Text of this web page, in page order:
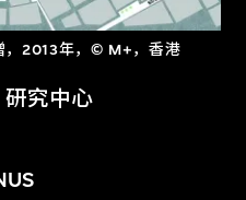
，2013年，© M+，香港
研究中心
二十一世纪视觉